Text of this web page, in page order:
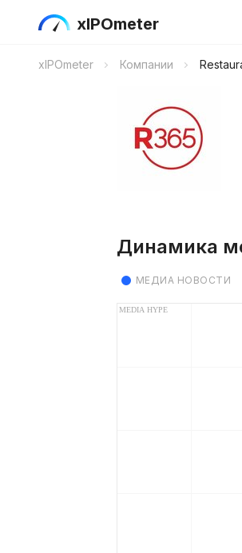
xIPOmeter
xIPOmeter Компании
Динамика
МЕДИА НОВОСТИ